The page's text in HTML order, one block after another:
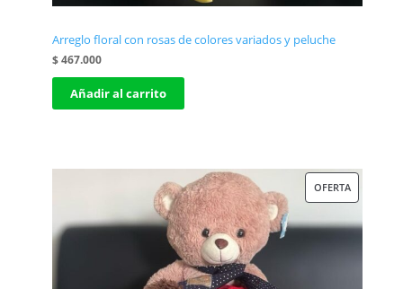
Arreglo floral con rosas de colores variados y peluche
$467.000
Añadir al carrito
OFERTA
OFERTA